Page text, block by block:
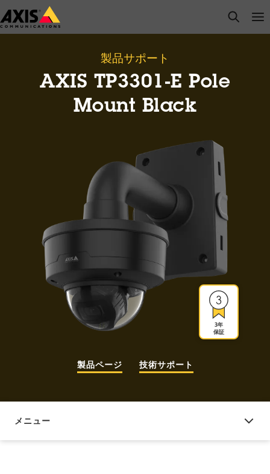
メ
イ
open
製品サポート
AXIS TP3301-E Pole
Mount Black
3年
保証
製品ページ 技術サポート
メニュー
ドキュメント